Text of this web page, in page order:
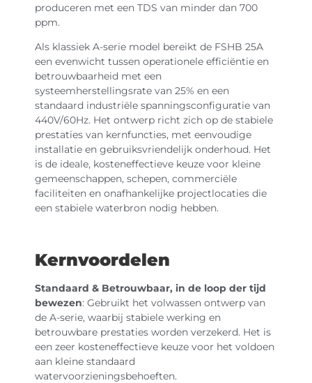
produceren met een TDS van minder dan 700
ppm.
Als klassiek A-serie model bereikt de FSHB 25A
een evenwicht tussen operationele efficiëntie en
betrouwbaarheid met een
systeemherstellingsrate van 25% en een
standaard industriële spanningsconfiguratie van
440V/60Hz. Het ontwerp richt zich op de stabiele
prestaties van kernfuncties, met eenvoudige
installatie en gebruiksvriendelijk onderhoud. Het
is de ideale, kosteneffectieve keuze voor kleine
gemeenschappen, schepen, commerciële
faciliteiten en onafhankelijke projectlocaties die
een stabiele waterbron nodig hebben.
Kernvoordelen
Standaard & Betrouwbaar, in de loop der tijd
bewezen: Gebruikt het volwassen ontwerp van
de A-serie, waarbij stabiele werking en
betrouwbare prestaties worden verzekerd. Het is
een zeer kosteneffectieve keuze voor het voldoen
aan kleine standaard
watervoorzieningsbehoeften.